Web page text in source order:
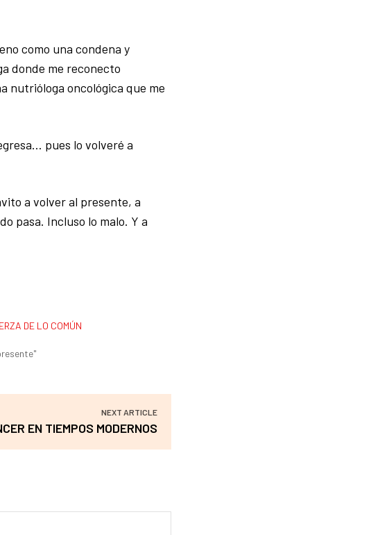
como una condena y
donde me reconecto
nutrióloga oncológica que me
pues lo volveré a
a volver al presente, a
pasa. Incluso lo malo. Y a
DE LO COMÚN
NEXT ARTICLE
EN TIEMPOS MODERNOS